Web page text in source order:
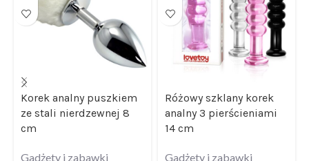
Korek analny puszkiem
ze stali nierdzewnej 8
cm
Gadżety i zabawki
Różowy szklany korek
analny 3 pierścieniami
14 cm
Gadżety i zabawki